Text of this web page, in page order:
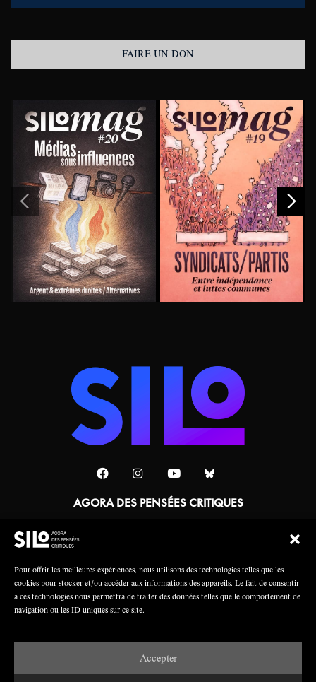
Pour offrir les meilleures expériences, nous utilisons des technologies telles que les
cookies pour stocker et/ou accéder aux informations des appareils. Le fait de consentir
à ces technologies nous permettra de traiter des données telles que le comportement de
navigation ou les ID uniques sur ce site.
Accepter
FAIRE UN DON
AGORA DES PENSÉES CRITIQUES